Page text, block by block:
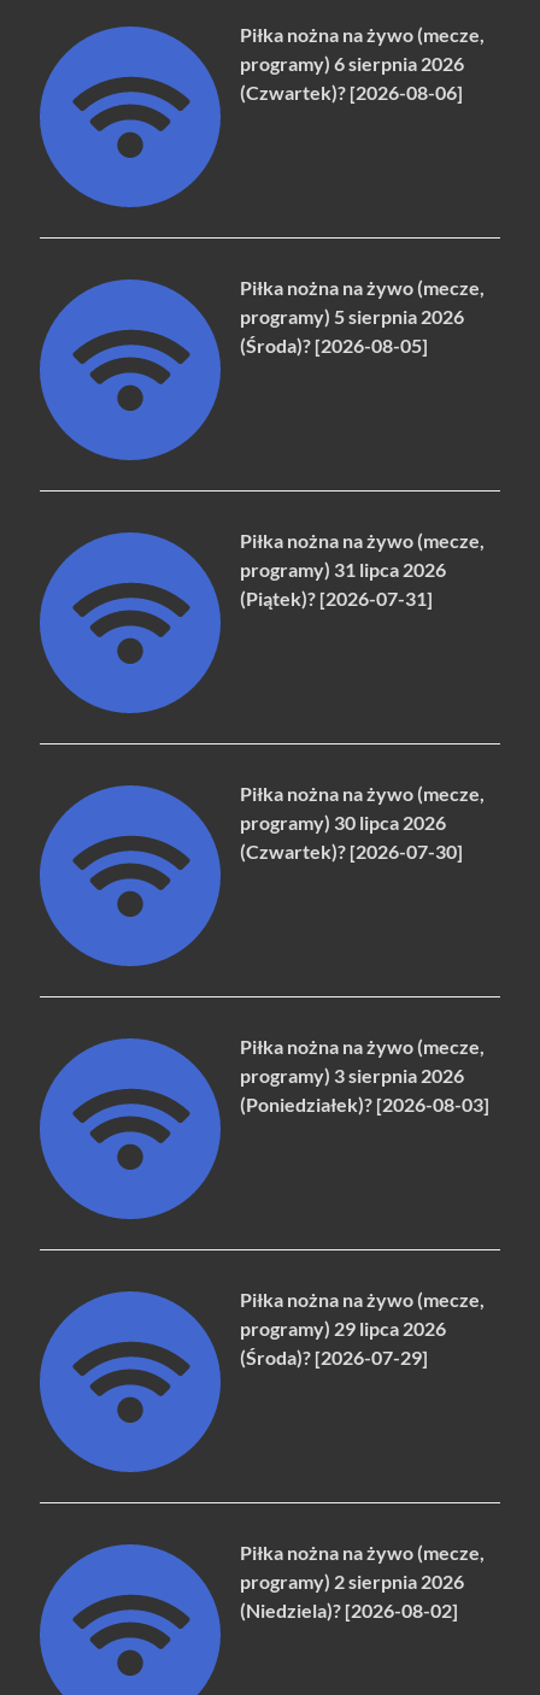
Piłka nożna na żywo (mecze,
programy) 6 sierpnia 2026
(Czwartek)? [2026-08-06]
Piłka nożna na żywo (mecze,
programy) 5 sierpnia 2026
(Środa)? [2026-08-05]
Piłka nożna na żywo (mecze,
programy) 31 lipca 2026
(Piątek)? [2026-07-31]
Piłka nożna na żywo (mecze,
programy) 30 lipca 2026
(Czwartek)? [2026-07-30]
Piłka nożna na żywo (mecze,
programy) 3 sierpnia 2026
(Poniedziałek)? [2026-08-03]
Piłka nożna na żywo (mecze,
programy) 29 lipca 2026
(Środa)? [2026-07-29]
Piłka nożna na żywo (mecze,
programy) 2 sierpnia 2026
(Niedziela)? [2026-08-02]